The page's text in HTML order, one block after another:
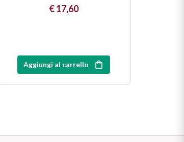
€ 17,60
Aggiungi al carrello